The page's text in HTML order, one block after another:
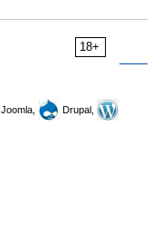
18+
Joomla,
Drupal,